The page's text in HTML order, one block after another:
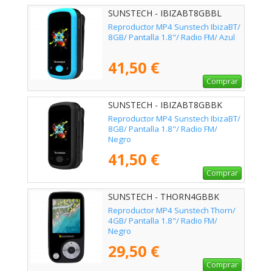
SUNSTECH - IBIZABT8GBBL
Reproductor MP4 Sunstech IbizaBT/
8GB/ Pantalla 1.8"/ Radio FM/ Azul
41,50 €
Comprar
SUNSTECH - IBIZABT8GBBK
Reproductor MP4 Sunstech IbizaBT/
8GB/ Pantalla 1.8"/ Radio FM/
Negro
41,50 €
Comprar
SUNSTECH - THORN4GBBK
Reproductor MP4 Sunstech Thorn/
4GB/ Pantalla 1.8"/ Radio FM/
Negro
29,50 €
Comprar